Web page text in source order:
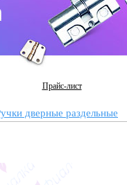
Прайс-лист
дверные раздельные